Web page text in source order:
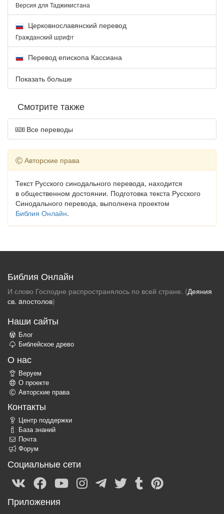
Версия для Таджикистана
Церковнославянский перевод
Гражданский шрифт
Перевод епископа Кассиана
Показать больше
Смотрите также
Все переводы
Авторские права
Текст Русского синодального перевода, находится
в общественном достоянии. Подготовка текста Русского
Синодального перевода, выполнена проектом
Библия Онлайн.
Библия Онлайн
И слово Господне распространялось по всей стране. (Деяния
св. aпостолов)
Наши сайты
Блог
Библейское древо
О нас
Веруем
О проекте
Авторские права
Контакты
Центр поддержки
База знаний
Почта
Форум
Социальные сети
Приложения